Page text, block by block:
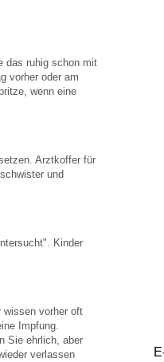
das ruhig schon mit
vorher oder am
wenn eine
Arztkoffer für
und
Kinder
wissen vorher oft
Impfung.
Sie ehrlich, aber
verlassen